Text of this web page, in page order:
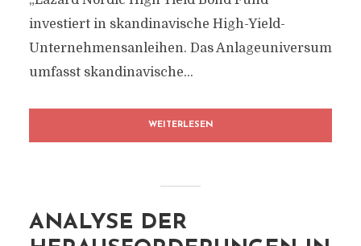
investiert in skandinavische High-Yield-
Unternehmensanleihen. Das Anlageuniversum
umfasst skandinavische...
WEITERLESEN
ANALYSE DER